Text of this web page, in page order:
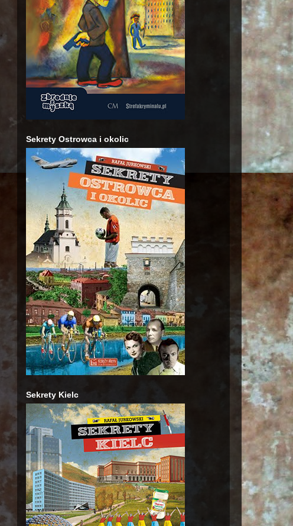
Sekrety Ostrowca i okolic
Sekrety Kielc